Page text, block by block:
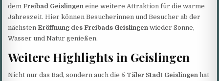
demFreibad Geislingen eine weitere Attraktion für die warme
Jahreszeit. Hier können Besucherinnen und Besucher ab der
nächstenEröffnung des Freibads Geislingen wieder Sonne,
Wasser und Natur genießen.
Weitere Highlights in Geislingen
Nicht nur das Bad, sondern auch die 5 Täler Stadt Geislingen hat